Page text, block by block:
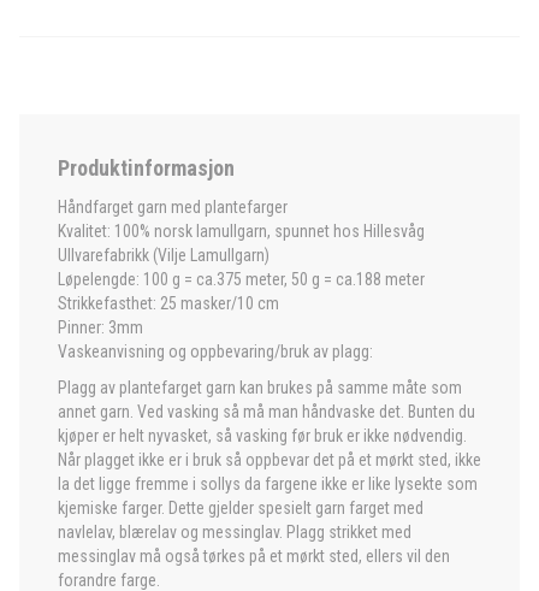
Produktinformasjon
Håndfarget garn med plantefarger
Kvalitet: 100% norsk lamullgarn, spunnet hos Hillesvåg
Ullvarefabrikk (Vilje Lamullgarn)
Løpelengde: 100 g = ca.375 meter, 50 g = ca.188 meter
Strikkefasthet: 25 masker/10 cm
Pinner: 3mm
Vaskeanvisning og oppbevaring/bruk av plagg:
Plagg av plantefarget garn kan brukes på samme måte som
annet garn. Ved vasking så må man håndvaske det. Bunten du
kjøper er helt nyvasket, så vasking før bruk er ikke nødvendig.
Når plagget ikke er i bruk så oppbevar det på et mørkt sted, ikke
la det ligge fremme i sollys da fargene ikke er like lysekte som
kjemiske farger. Dette gjelder spesielt garn farget med
navlelav, blærelav og messinglav. Plagg strikket med
messinglav må også tørkes på et mørkt sted, ellers vil den
forandre farge.